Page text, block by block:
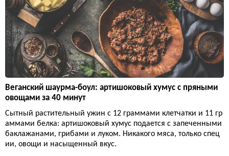
Веганский шаурма-боул: артишоковый хумус с пряными
овощами за 40 минут
Сытный растительный ужин с 12 граммами клетчатки и 11 гр
аммами белка: артишоковый хумус подается с запеченными
баклажанами, грибами и луком. Никакого мяса, только спец
ии, овощи и насыщенный вкус.